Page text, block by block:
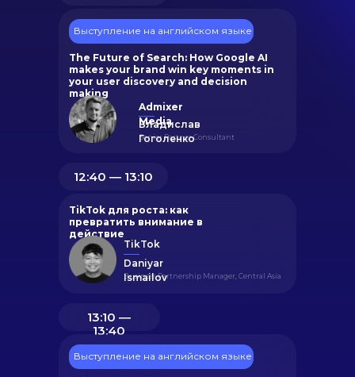
13:10 ―
13:40
12:40 ― 13:10
Business Partnership Manager, Central Asia
Daniyar
Ismailov
TikTok
TikTok для роста: как
превратить внимание в
действие
Выступление на английском языке
Владислав
Гоголенко
Admixer
Media
Senior Partner Consultant
The Future of Search: How Google AI
makes your brand win key moments in
your user discovery and decision
making
Выступление на английском языке